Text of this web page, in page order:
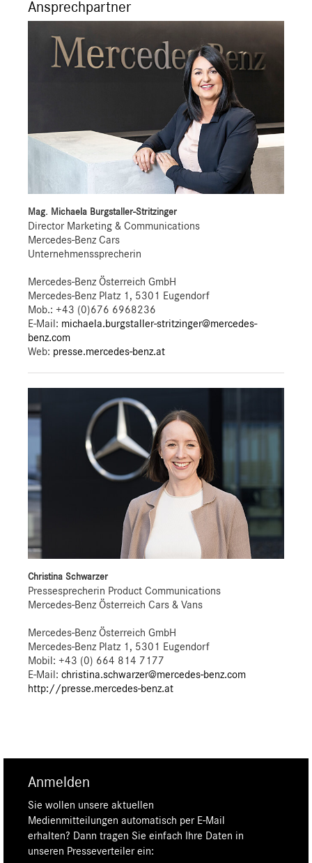
Ansprechpartner
Mag. Michaela Burgstaller-Stritzinger
Director Marketing & Communications
Mercedes-Benz Cars
Unternehmenssprecherin
Mercedes-Benz Österreich GmbH
Mercedes-Benz Platz 1, 5301 Eugendorf
Mob.: +43 (0)676 6968236
E-Mail: michaela.burgstaller-stritzinger@mercedes-
benz.com
Web: presse.mercedes-benz.at
Christina Schwarzer
Pressesprecherin Product Communications
Mercedes-Benz Österreich Cars & Vans
Mercedes-Benz Österreich GmbH
Mercedes-Benz Platz 1, 5301 Eugendorf
Mobil: +43 (0) 664 814 7177
E-Mail: christina.schwarzer@mercedes-benz.com
http://presse.mercedes-benz.at
Anmelden
Sie wollen unsere aktuellen
Medienmitteilungen automatisch per E-Mail
erhalten? Dann tragen Sie einfach Ihre Daten in
unseren Presseverteiler ein: